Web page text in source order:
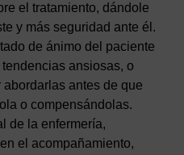
el tratamiento, dándole
y más seguridad ante él.
de ánimo del paciente
ansiosas, o
antes de que
o compensándolas.
de la enfermería,
el acompañamiento,